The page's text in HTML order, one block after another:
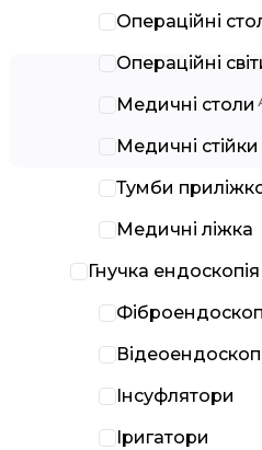
Операційні
Операційні
Медичні столи
Медичні стійки
Тумби
Медичні ліжка
Гнучка ендоскопія
Інсуфлятори
Іригатори